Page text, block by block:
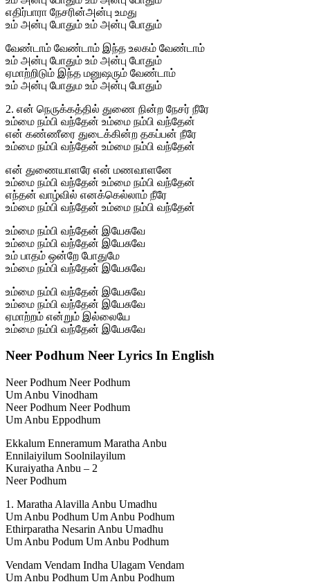
எதிர்பாரா நேசரின்அன்பு உமது
உம் அன்பு போதும் உம் அன்பு போதும்
வேண்டாம் வேண்டாம் இந்த உலகம் வேண்டாம்
உம் அன்பு போதும் உம் அன்பு போதும்
ஏமாற்றிடும் இந்த மனுஷரும் வேண்டாம்
உம் அன்பு போதும உம் அன்பு போதும்
2. என் நெருக்கத்தில் துணை நின்ற நேசர் நீரே
உம்மை நம்பி வந்தேன் உம்மை நம்பி வந்தேன்
என் கண்ணீரை துடைக்கின்ற தகப்பன் நீரே
உம்மை நம்பி வந்தேன் உம்மை நம்பி வந்தேன்
என் துணையாளரே என் மணவாளனே
உம்மை நம்பி வந்தேன் உம்மை நம்பி வந்தேன்
எந்தன் வாழ்வில் எனக்கெல்லாம் நீரே
உம்மை நம்பி வந்தேன் உம்மை நம்பி வந்தேன்
உம்மை நம்பி வந்தேன் இயேசுவே
உம்மை நம்பி வந்தேன் இயேசுவே
உம் பாதம் ஒன்றே போதுமே
உம்மை நம்பி வந்தேன் இயேசுவே
உம்மை நம்பி வந்தேன் இயேசுவே
உம்மை நம்பி வந்தேன் இயேசுவே
ஏமாற்றம் என்றும் இல்லையே
உம்மை நம்பி வந்தேன் இயேசுவே
Neer Podhum Neer Lyrics In English
Neer Podhum Neer Podhum
Um Anbu Vinodham
Neer Podhum Neer Podhum
Um Anbu Eppodhum
Ekkalum Enneramum Maratha Anbu
Ennilaiyilum Soolnilayilum
Kuraiyatha Anbu – 2
Neer Podhum
1. Maratha Alavilla Anbu Umadhu
Um Anbu Podhum Um Anbu Podhum
Ethirparatha Nesarin Anbu Umadhu
Um Anbu Podum Um Anbu Podhum
Vendam Vendam Indha Ulagam Vendam
Um Anbu Podhum Um Anbu Podhum